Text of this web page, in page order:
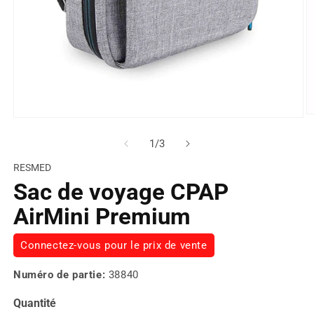
1/de
3
RESMED
Sac de voyage CPAP
AirMini Premium
Connectez-vous pour le prix de vente
Numéro de partie: 38840
Quantité